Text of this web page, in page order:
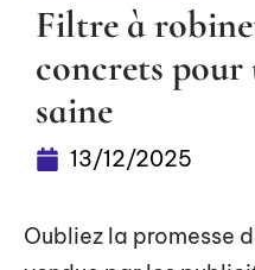
Filtre à
concrets pour
saine
13/12/2025
Oubliez la promesse